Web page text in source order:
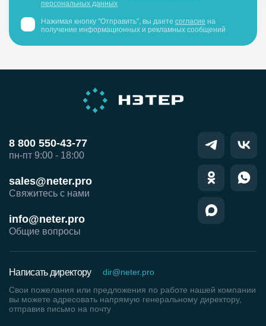
персональных данных
Нажимая кнопку "Отправить", вы даете согласие на
получение информационных и рекламных сообщений
8 800 550-43-77
пн-пт 9:00 - 18:00
sales@neter.pro
Свяжитесь с нами
info@neter.pro
Общие вопросы
Написать директору
dir@neter.pro
Свои пожелания или предложения по работе нашей компании
вы можете адресовать напрямую генеральному директору,
отправив письмо на почту